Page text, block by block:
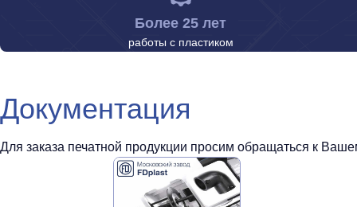
Более 25 лет
работы с пластиком
Документация
Для заказа печатной продукции просим обращаться к